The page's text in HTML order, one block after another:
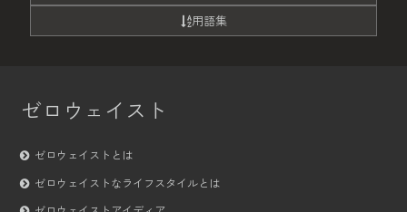
用語集
ゼロウェイスト
ゼロウェイストとは
ゼロウェイストなライフスタイルとは